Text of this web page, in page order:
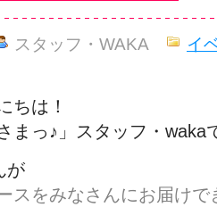
スタッフ・WAKA
イ
ちは！
まっ♪」スタッフ・waka
が
スをみなさんにお届け